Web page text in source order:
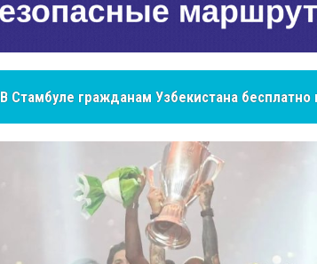
NCS Jeans: турецкий бренд, покоривший